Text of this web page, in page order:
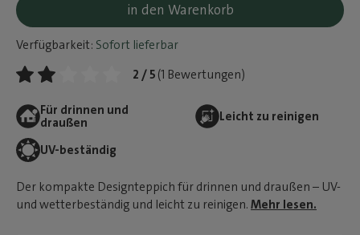
in den Warenkorb
Verfügbarkeit: Sofort lieferbar
2 / 5 (1 Bewertungen)
Für drinnen und
draußen
Leicht zu reinigen
UV-beständig
Der kompakte Designteppich für drinnen und draußen – UV-
und wetterbeständig und leicht zu reinigen. Mehr lesen.